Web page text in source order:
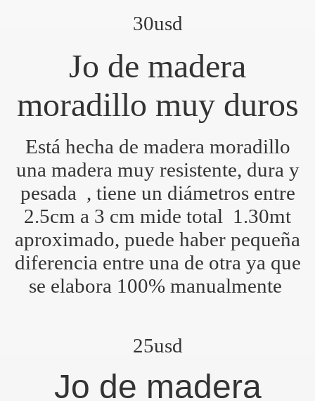
30usd
Jo de madera
moradillo muy duros
Está hecha de madera moradillo
una madera muy resistente, dura y
pesada , tiene un diámetros entre
2.5cm a 3 cm mide total 1.30mt
aproximado, puede haber pequeña
diferencia entre una de otra ya que
se elabora 100% manualmente
25usd
Jo de madera